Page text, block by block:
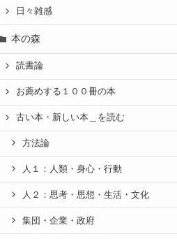
日々雑感
本の森
読書論
お薦めする１００冊の本
古い本・新しい本＿を読む
方法論
人１：人類・身心・行動
人２：思考・思想・生活・文化
集団・企業・政府